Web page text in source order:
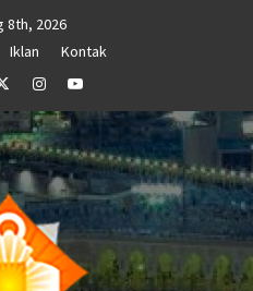
8th, 2026
Iklan
Kontak
InstagramYoutube